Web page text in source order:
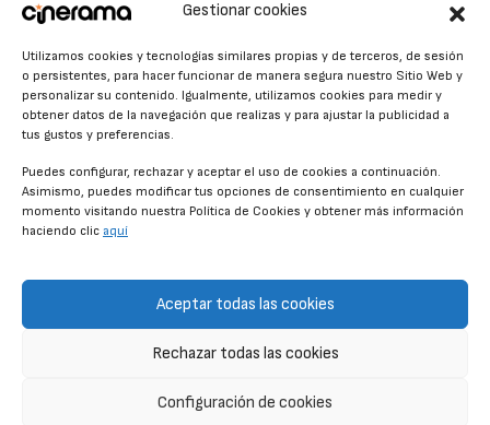
Gestionar cookies
Utilizamos cookies y tecnologías similares propias y de terceros, de sesión
o persistentes, para hacer funcionar de manera segura nuestro Sitio Web y
personalizar su contenido. Igualmente, utilizamos cookies para medir y
obtener datos de la navegación que realizas y para ajustar la publicidad a
tus gustos y preferencias.
Puedes configurar, rechazar y aceptar el uso de cookies a continuación.
Asimismo, puedes modificar tus opciones de consentimiento en cualquier
momento visitando nuestra Política de Cookies y obtener más información
haciendo clic aquí
Aceptar todas las cookies
Rechazar todas las cookies
Configuración de cookies
STREAMING NEWS
ANUNCIOS DE CINE
POLÍTICA DE COOKIES